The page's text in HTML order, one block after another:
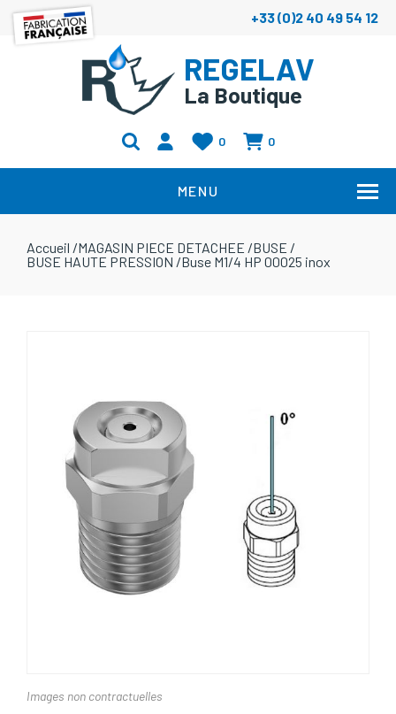
+33 (0)2 40 49 54 12
REGELAV
La Boutique
0 0
MENU
Accueil /MAGASIN PIECE DETACHEE /BUSE /
BUSE HAUTE PRESSION /Buse M1/4 HP 00025 inox
Images non contractuelles